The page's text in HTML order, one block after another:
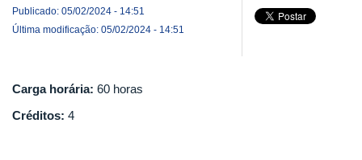
Publicado: 05/02/2024 - 14:51
Última modificação: 05/02/2024 - 14:51
Carga horária: 60 horas
Créditos: 4